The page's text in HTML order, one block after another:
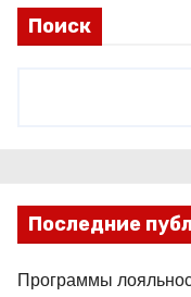
Поиск
Последние
Программы